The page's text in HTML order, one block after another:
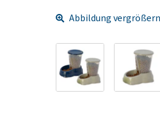
Abbildung vergrößern